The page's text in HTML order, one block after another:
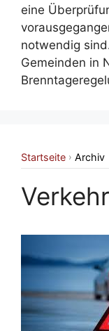
eine
notwendig
Gemeinden in
Startseite › Archiv